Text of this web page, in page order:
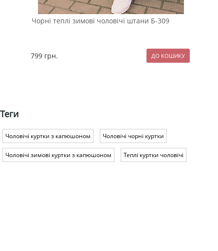
Чорні теплі зимові чоловічі штани Б-309
799 грн.
Теги
Чоловічі куртки з капюшоном Чоловічі чорні куртки
Чоловічі зимові куртки з капюшоном Теплі куртки чоловічі